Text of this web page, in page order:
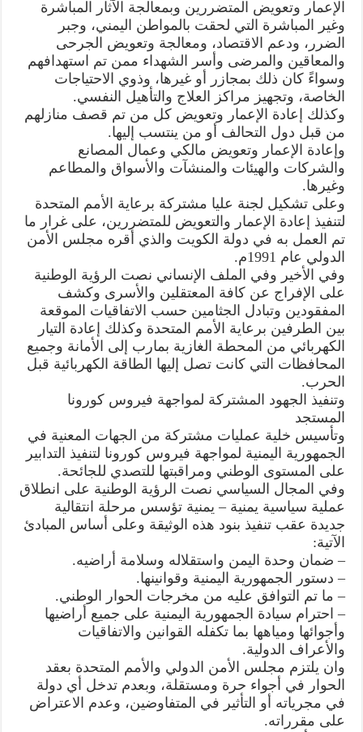
الإعمار وتعويض المتضررين وبمعالجة الآثار المباشرة
وغير المباشرة التي لحقت بالمواطن اليمني، وجبر
الضرر، ودعم الاقتصاد، ومعالجة وتعويض الجرحى
والمعاقين والمرضى وأسر الشهداء ممن تم استهدافهم
وسواءً كان ذلك بمجازر أو غيرها، وذوي الاحتياجات
الخاصة، وتجهيز مراكز العلاج والتأهيل النفسي.
وكذلك إعادة الإعمار وتعويض كل من تم قصف منازلهم
من قبل دول التحالف أو من ينتسب إليها.
وإعادة الإعمار وتعويض مالكي وعمال المصانع
والشركات والهيئات والمنشآت والأسواق والمطاعم
وغيرها.
وعلى تشكيل لجنة عليا مشتركة برعاية الأمم المتحدة
لتنفيذ إعادة الإعمار والتعويض للمتضررين، على غرار ما
تم العمل به في دولة الكويت والذي أقره مجلس الأمن
الدولي عام 1991م.
وفي الأخير وفي الملف الإنساني نصت الرؤية الوطنية
على الإفراج عن كافة المعتقلين والأسرى وكشف
المفقودين وتبادل الجثامين حسب الاتفاقيات الموقعة
بين الطرفين برعاية الأمم المتحدة وكذلك إعادة التيار
الكهربائي من المحطة الغازية بمارب إلى الأمانة وجميع
المحافظات التي كانت تصل إليها الطاقة الكهربائية قبل
الحرب.
وتنفيذ الجهود المشتركة لمواجهة فيروس كورونا
المستجد
وتأسيس خلية عمليات مشتركة من الجهات المعنية في
الجمهورية اليمنية لمواجهة فيروس كورونا لتنفيذ التدابير
على المستوى الوطني ومراقبتها للتصدي للجائحة.
وفي المجال السياسي نصت الرؤية الوطنية على انطلاق
عملية سياسية يمنية – يمنية تؤسس مرحلة انتقالية
جديدة عقب تنفيذ بنود هذه الوثيقة وعلى أساس المبادئ
الآتية:
– ضمان وحدة اليمن واستقلاله وسلامة أراضيه.
– دستور الجمهورية اليمنية وقوانينها.
– ما تم التوافق عليه من مخرجات الحوار الوطني.
– احترام سيادة الجمهورية اليمنية على جميع أراضيها
وأجوائها ومياهها بما تكفله القوانين والاتفاقيات
والأعراف الدولية.
وان يلتزم مجلس الأمن الدولي والأمم المتحدة بعقد
الحوار في أجواء حرة ومستقلة، وبعدم تدخل أي دولة
في مجرياته أو التأثير في المتفاوضين، وعدم الاعتراض
على مقرراته.